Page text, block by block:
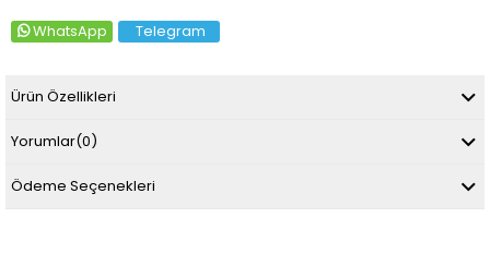
WhatsApp Telegram
Ürün Özellikleri
Yorumlar(0)
Ödeme Seçenekleri